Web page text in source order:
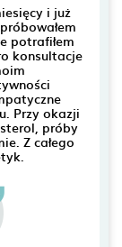
i już
potrafiłem
konsultacje
Przy okazji
próby
Z całego